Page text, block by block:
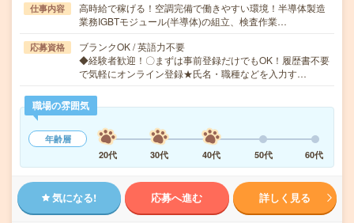
仕事内容
高時給で稼げる！空調完備で働きやすい環境！半導体製造
業務IGBTモジュール(半導体)の組立、検査作業…
応募資格
ブランクOK / 英語力不要
◆経験者歓迎！〇まずは事前登録だけでもOK！履歴書不要
で気軽にオンライン登録★氏名・職種などを入力す…
職場の雰囲気
年齢層
20代
30代 40代 50代 60代
気になる! 応募へ進む 詳しく見る